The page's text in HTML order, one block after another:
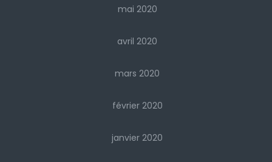
mai 2020
avril 2020
mars 2020
février 2020
janvier 2020